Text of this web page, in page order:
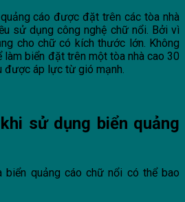
cáo được đặt trên các tòa nhà
sử dụng công nghệ chữ nổi. Bởi vì
cho chữ có kích thước lớn. Không
biển đặt trên một tòa nhà cao 30
được áp lực từ gió mạnh.
sử dụng biển quảng
quảng cáo chữ nổi có thể bao